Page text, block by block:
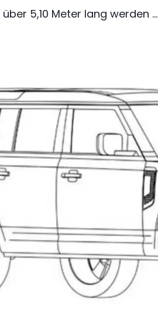
5,10 Meter lang werden ...